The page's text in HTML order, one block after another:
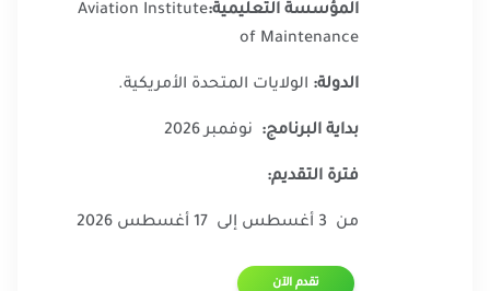
المؤسسة التعليمية:Aviation Institute
of Maintenance
الدولة: الولايات المتحدة الأمريكية.
بداية البرنامج: نوفمبر 2026 ​​
فترة التقديم:
من 3 أغسطس إلى 17 أغسطس 2026
تقدم الآن​